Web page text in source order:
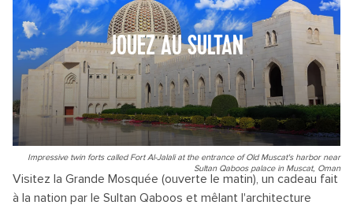
JOUEZ AU SULTAN
Impressive twin forts called Fort Al-Jalali at the entrance of Old Muscat's harbor near
Sultan Qaboos palace in Muscat, Oman
Visitez la Grande Mosquée (ouverte le matin), un cadeau fait
à la nation par le Sultan Qaboos et mêlant l'architecture